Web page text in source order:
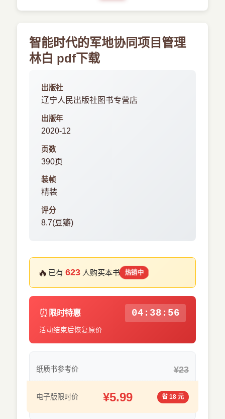
智能时代的军地协同项目管理
林白 pdf下载
出版社
辽宁人民出版社图书专营店
出版年
2020-12
页数
390页
装帧
精装
评分
8.7(豆瓣)
🔥 已有623 人购买本书 热销中
⏰ 限时特惠 04:38:56
活动结束后恢复原价
纸质书参考价 ¥23
电子版限时价 ¥5.99 省 18 元